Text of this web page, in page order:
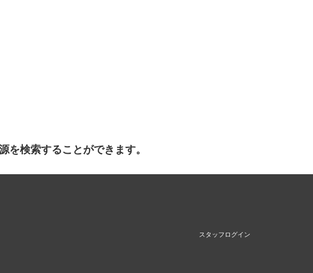
を検索することができます。
スタッフログイン